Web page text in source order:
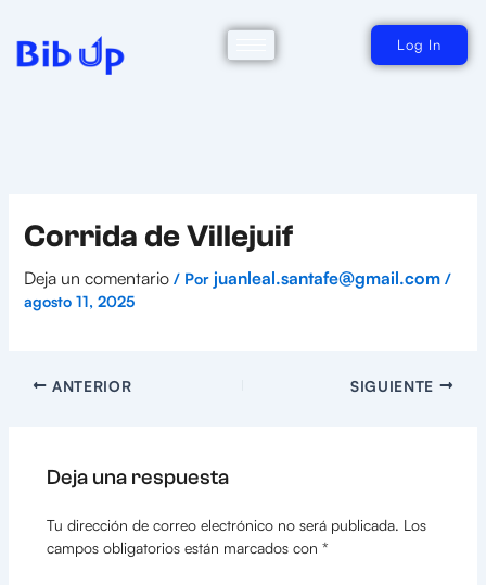
contenido
Log In
Corrida de Villejuif
Deja un comentario / Por juanleal.santafe@gmail.com /
agosto 11, 2025
ANTERIOR SIGUIENTE
Deja una respuesta
Tu dirección de correo electrónico no será publicada. Los
campos obligatorios están marcados con *